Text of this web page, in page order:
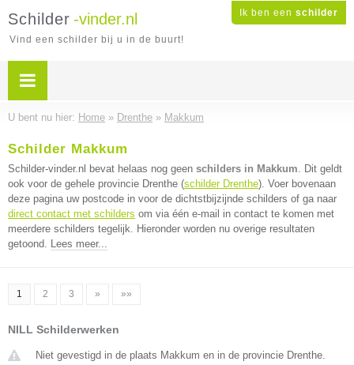
Ik ben een schilder
Schilder -vinder.nl
Vind een schilder bij u in de buurt!
U bent nu hier: Home » Drenthe » Makkum
Schilder Makkum
Schilder-vinder.nl bevat helaas nog geen schilders in Makkum. Dit geldt
ook voor de gehele provincie Drenthe (schilder Drenthe). Voer bovenaan
deze pagina uw postcode in voor de dichtstbijzijnde schilders of ga naar
direct contact met schilders om via één e-mail in contact te komen met
meerdere schilders tegelijk. Hieronder worden nu overige resultaten
getoond. Lees meer...
1 2 3 » »»
NILL Schilderwerken
Niet gevestigd in de plaats Makkum en in de provincie Drenthe.